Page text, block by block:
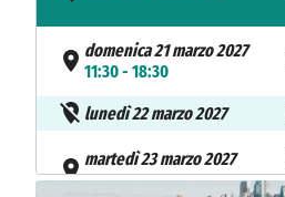
domenica 21 marzo 2027
11:30 - 18:30
lunedì 22 marzo 2027
martedì 23 marzo 2027
08:30 - 21:00